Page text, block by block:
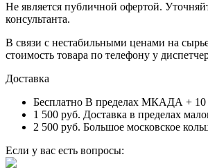
Не является публичной офертой.
консультанта.
В связи с нестабильными ценами на
стоимость товара по телефону у
Доставка
Бесплатно В пределах МКАДА +
1 500 руб. Доставка в пределах
2 500 руб. Большое московское
Если у вас есть вопросы: